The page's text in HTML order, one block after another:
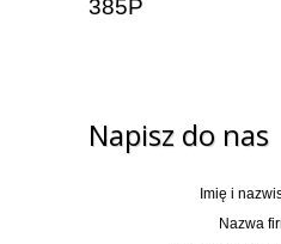
385P
Napisz do nas
Imię i
Nazwa